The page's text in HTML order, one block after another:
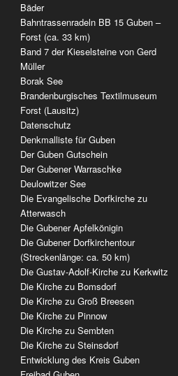
Bäder
Bahntrassenradeln BB 15 Guben –
Forst (ca. 33 km)
Band 7 der Kieselsteine von Gerd
Müller
Borak See
Brandenburgisches Textilmuseum
Forst (Lausitz)
Datenschutz
Denkmalliste für Guben
Der Guben Gutschein
Der Gubener Warraschke
Deulowitzer See
Die Evangelische Dorfkirche zu
Atterwasch
Die Gubener Apfelkönigin
Die Gubener Dorfkirchentour
(Streckenlänge: ca. 50 km)
Die Gustav-Adolf-Kirche zu Kerkwitz
Die Kirche zu Bomsdorf
Die Kirche zu Groß Breesen
Die Kirche zu Pinnow
Die Kirche zu Sembten
Die Kirche zu Steinsdorf
Entwicklung des Kreis Guben